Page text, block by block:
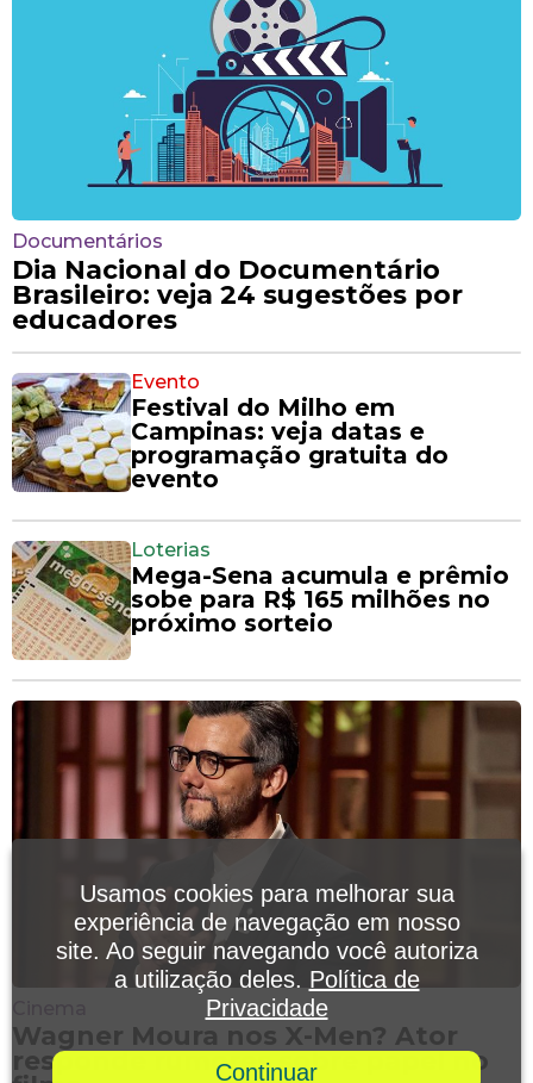
Documentários
Dia Nacional do Documentário
Brasileiro: veja 24 sugestões por
educadores
Evento
Festival do Milho em
Campinas: veja datas e
programação gratuita do
evento
Loterias
Mega-Sena acumula e prêmio
sobe para R$ 165 milhões no
próximo sorteio
Wagner Moura nos X-Men? Ator
responde rumores sobre papel no
Usamos cookies para melhorar sua
experiência de navegação em nosso
site. Ao seguir navegando você autoriza
a utilização deles. Política de
Privacidade
Continuar